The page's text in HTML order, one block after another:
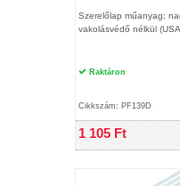
Szerelőlap műanyag;
vakolásvédő nélkül
Raktáron
Cikkszám: PF139D
1 105 Ft